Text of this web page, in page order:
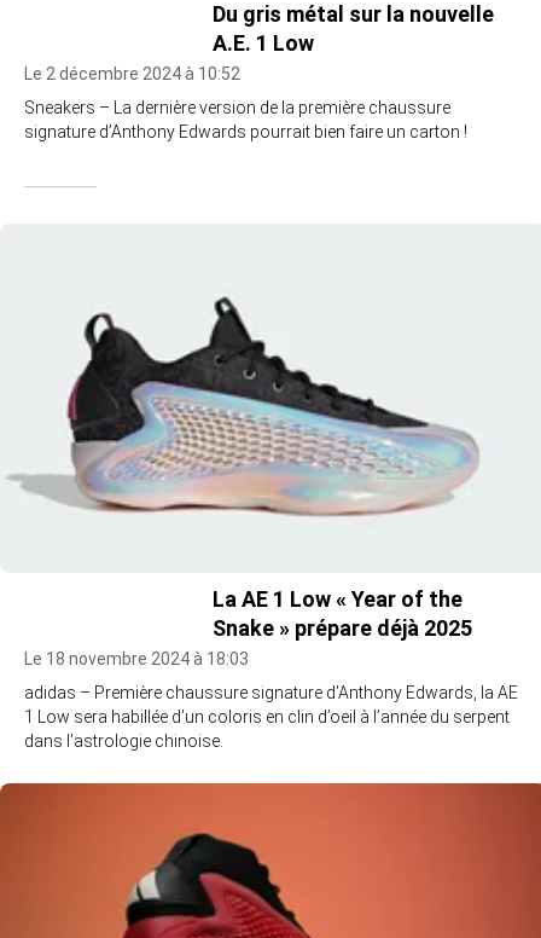
Du gris métal sur la nouvelle
A.E. 1 Low
Le 2 décembre 2024 à 10:52
Sneakers – La dernière version de la première chaussure
signature d’Anthony Edwards pourrait bien faire un carton !
La AE 1 Low « Year of the
Snake » prépare déjà 2025
Le 18 novembre 2024 à 18:03
adidas – Première chaussure signature d’Anthony Edwards, la AE
1 Low sera habillée d’un coloris en clin d’oeil à l’année du serpent
dans l’astrologie chinoise.